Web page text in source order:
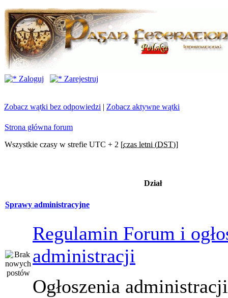
Zaloguj Zarejestruj
Zobacz wątki bez odpowiedzi | Zobacz aktywne wątki
Strona główna forum
Wszystkie czasy w strefie UTC + 2 [czas letni (DST)]
Dział
Sprawy administracyjne
Regulamin Forum i
administracji
Ogłoszenia